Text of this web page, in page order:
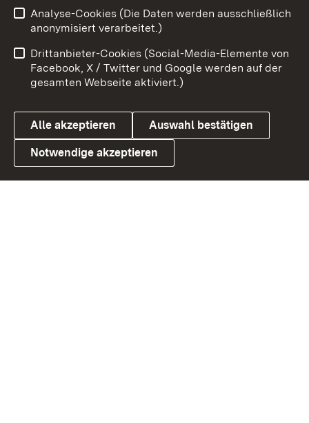
Link zum Landesportal
Benutzungshinweise
Barrierefreiheit
Datenschutz
Cookies
Analyse-Cookies (Die Daten werden ausschließlich
anonymisiert verarbeitet.)
Drittanbieter-Cookies (Social-Media-Elemente von
Facebook, X / Twitter und Google werden auf der
gesamten Webseite aktiviert.)
Alle akzeptieren Auswahl bestätigen
Notwendige akzeptieren